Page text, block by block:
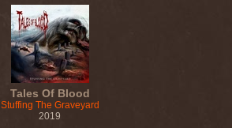
Tales Of Blood
Stuffing The Graveyard
2019